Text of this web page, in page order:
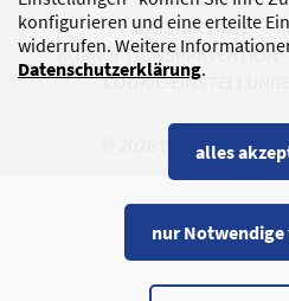
konfigurieren und eine erteilte
widerrufen. Weitere
Datenschutzerklärung.
alles
nur Notwendige
DATENSCHUTZ
KORRUPTIONSPRÄVENTION
COOKIE-
© 2026 DEUTSCHES